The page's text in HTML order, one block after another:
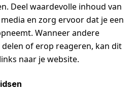
Deel waardevolle inhoud van
en zorg ervoor dat je een
Wanneer andere
of erop reageren, kan dit
naar je website.